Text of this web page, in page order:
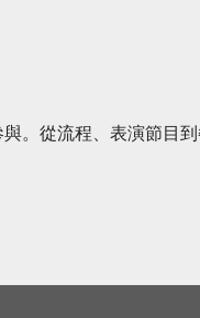
。從流程、表演節目